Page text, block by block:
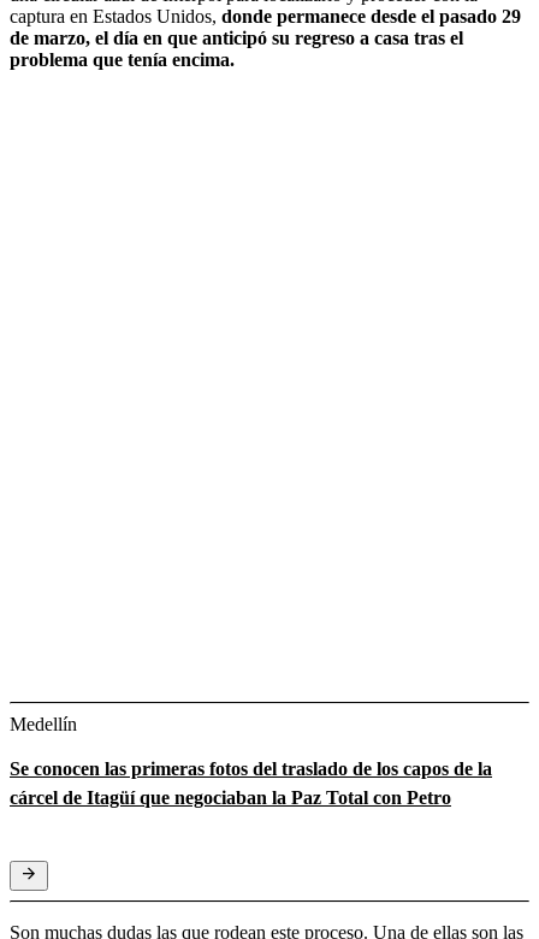
captura en Estados Unidos, donde permanece desde el pasado 29
de marzo, el día en que anticipó su regreso a casa tras el
problema que tenía encima.
Medellín
Se conocen las primeras fotos del traslado de los capos de la
cárcel de Itagüí que negociaban la Paz Total con Petro
Son muchas dudas las que rodean este proceso. Una de ellas son las